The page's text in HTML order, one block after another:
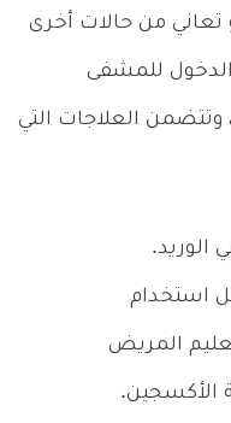
تعاني من حالات أخرى
للمشفى
وتتضمن العلاجات التي
الوريد.
استخدام
المريض
الأكسجين.